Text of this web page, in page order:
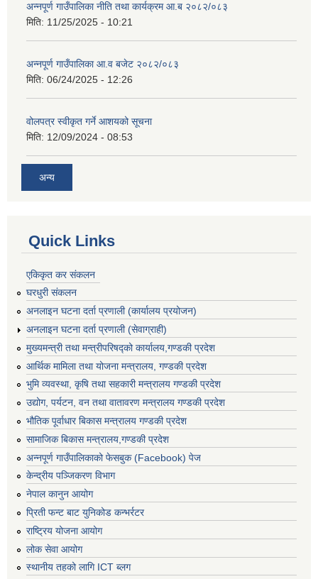
अन्नपूर्ण गाउँपालिका नीति तथा कार्यक्रम आ.ब २०८२/०८३
मिति: 11/25/2025 - 10:21
अन्नपूर्ण गाउँपालिका आ.व बजेट २०८२/०८३
मिति: 06/24/2025 - 12:26
वोलपत्र स्वीकृत गर्ने आशयको सूचना
मिति: 12/09/2024 - 08:53
अन्य
Quick Links
एकिकृत कर संकलन
घरधुरी संकलन
अनलाइन घटना दर्ता प्रणाली (कार्यालय प्रयोजन)
अनलाइन घटना दर्ता प्रणाली (सेवाग्राही)
मुख्यमन्त्री तथा मन्त्रीपरिषद्को कार्यालय,गण्डकी प्रदेश
आर्थिक मामिला तथा योजना मन्त्रालय, गण्डकी प्रदेश
भुमि व्यवस्था, कृषि तथा सहकारी मन्त्रालय गण्डकी प्रदेश
उद्योग, पर्यटन, वन तथा वातावरण मन्त्रालय गण्डकी प्रदेश
भौतिक पूर्वाधार बिकास मन्त्रालय गण्डकी प्रदेश
सामाजिक बिकास मन्त्रालय,गण्डकी प्रदेश
अन्नपूर्ण गाउँपालिकाको फेसबुक (Facebook) पेज
केन्द्रीय पञ्जिकरण विभाग
नेपाल कानुन आयोग
प्रिती फन्ट बाट युनिकोड कन्भर्रटर
राष्ट्रिय योजना आयोग
लोक सेवा आयोग
स्थानीय तहको लागि ICT ब्लग